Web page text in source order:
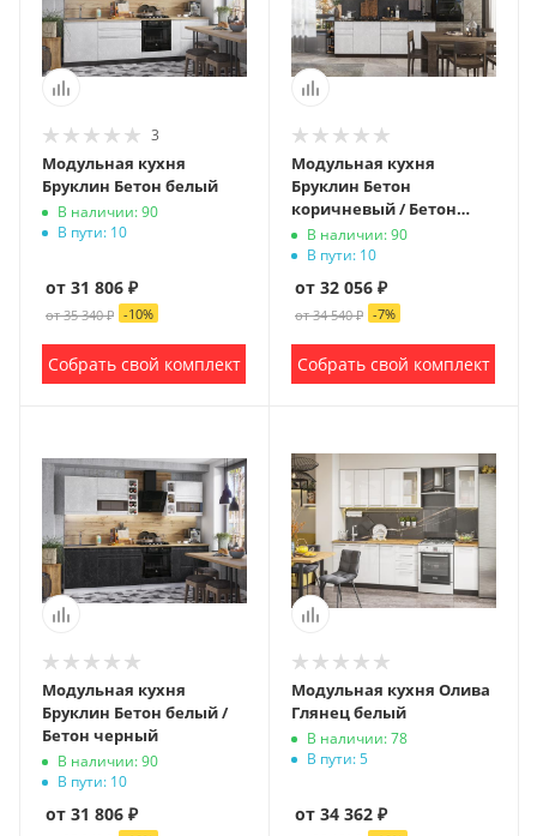
3
Модульная кухня
Бруклин Бетон белый
В наличии: 90
В пути: 10
от 31 806 ₽
от 35 340 ₽ -10%
Собрать свой комплект
Модульная кухня
Бруклин Бетон
коричневый / Бетон
белый
В наличии: 90
В пути: 10
от 32 056 ₽
от 34 540 ₽ -7%
Собрать свой комплект
Модульная кухня
Бруклин Бетон белый /
Бетон черный
В наличии: 90
В пути: 10
от 31 806 ₽
Модульная кухня Олива
Глянец белый
В наличии: 78
В пути: 5
от 34 362 ₽